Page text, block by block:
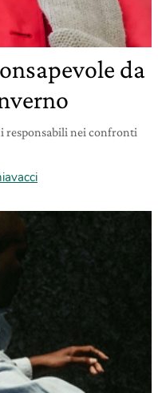
da
responsabili nei confronti